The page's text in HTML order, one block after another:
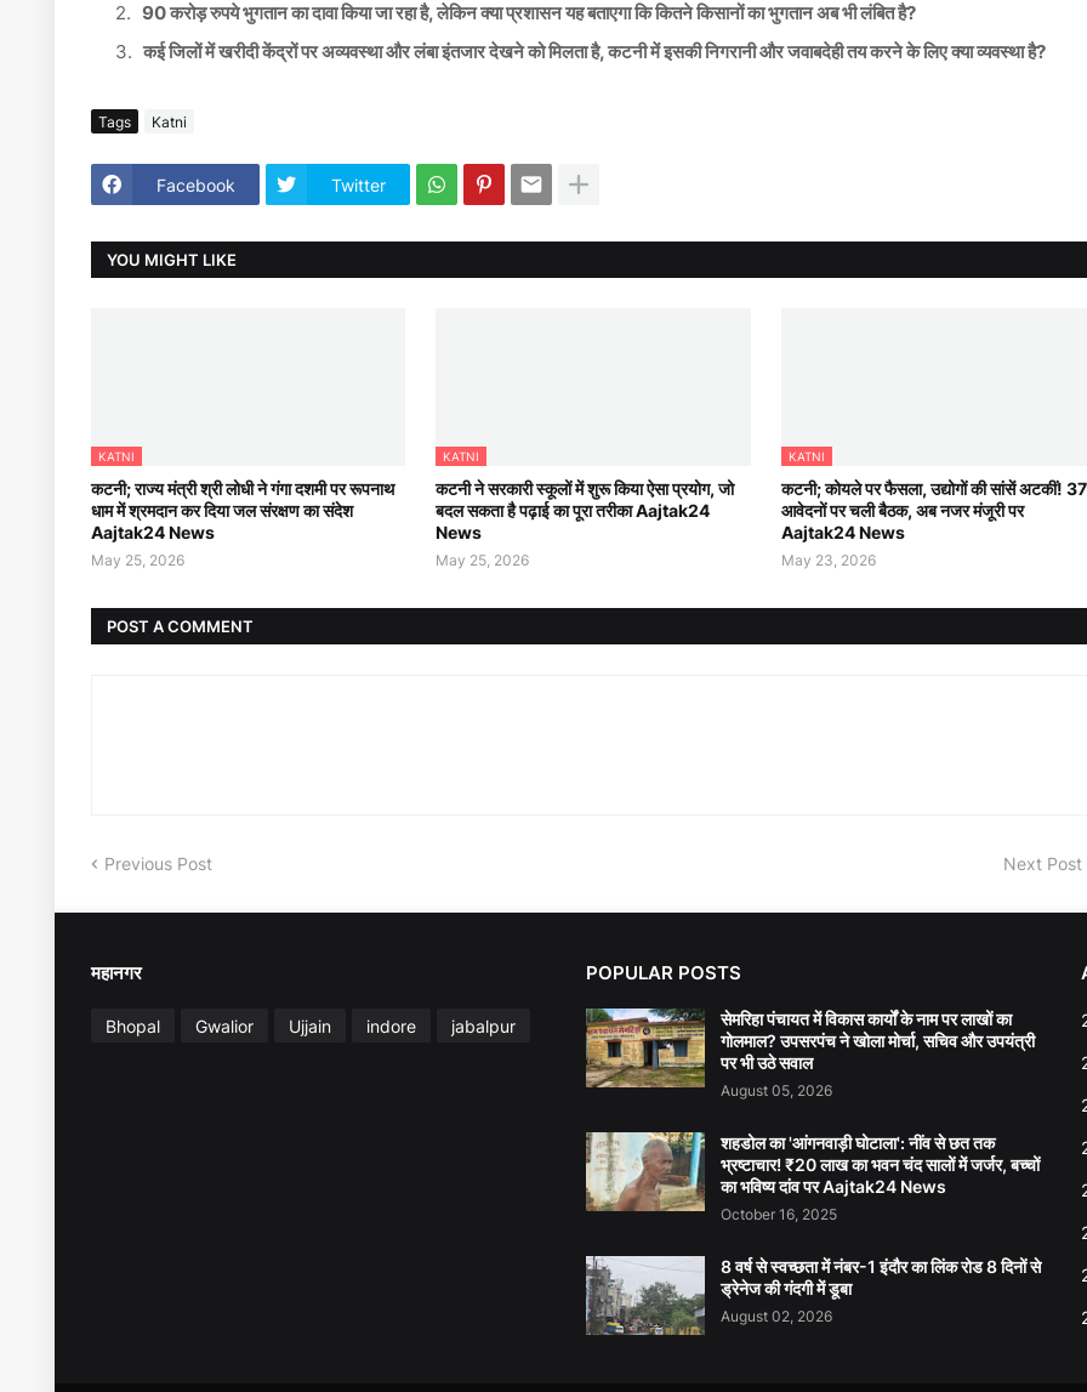
90 करोड़ रुपये भुगतान का दावा किया जा रहा है, लेकिन क्या प्रशासन यह बताएगा कि कितने किसानों का भुगतान अब भी लंबित है?
कई जिलों में खरीदी केंद्रों पर अव्यवस्था और लंबा इंतजार देखने को मिलता है, कटनी में इसकी निगरानी और जवाबदेही तय करने के लिए क्या व्यवस्था है?
Tags Katni
Facebook Twitter
YOU MIGHT LIKE
KATNI
कटनी; राज्य मंत्री श्री लोधी ने गंगा दशमी पर रूपनाथ
धाम में श्रमदान कर दिया जल संरक्षण का संदेश
Aajtak24 News
May 25, 2026
KATNI
कटनी ने सरकारी स्कूलों में शुरू किया ऐसा प्रयोग, जो
बदल सकता है पढ़ाई का पूरा तरीका Aajtak24
News
May 25, 2026
KATNI
कटनी; कोयले पर फैसला, उद्योगों की सांसें अटकीं! 37
आवेदनों पर चली बैठक, अब नजर मंजूरी पर
Aajtak24 News
May 23, 2026
POST A COMMENT
Previous Post Next Post
महानगर
Bhopal Gwalior Ujjain indore jabalpur
POPULAR POSTS
सेमरिहा पंचायत में विकास कार्यों के नाम पर लाखों का
गोलमाल? उपसरपंच ने खोला मोर्चा, सचिव और उपयंत्री
पर भी उठे सवाल
August 05, 2026
शहडोल का 'आंगनवाड़ी घोटाला': नींव से छत तक
भ्रष्टाचार! ₹20 लाख का भवन चंद सालों में जर्जर, बच्चों
का भविष्य दांव पर Aajtak24 News
October 16, 2025
8 वर्ष से स्वच्छता में नंबर-1 इंदौर का लिंक रोड 8 दिनों से
ड्रेनेज की गंदगी में डूबा
August 02, 2026